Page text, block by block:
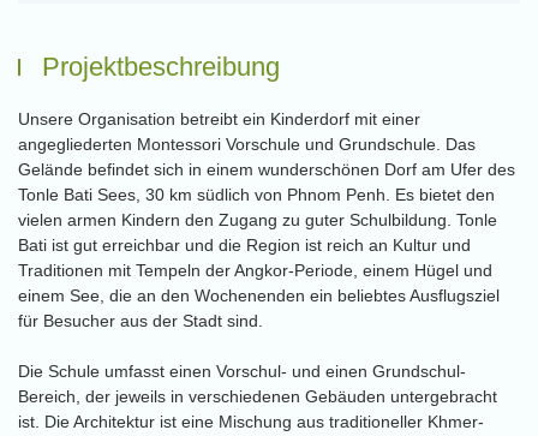
Projektbeschreibung
Unsere Organisation betreibt ein Kinderdorf mit einer
angegliederten Montessori Vorschule und Grundschule. Das
Gelände befindet sich in einem wunderschönen Dorf am Ufer des
Tonle Bati Sees, 30 km südlich von Phnom Penh. Es bietet den
vielen armen Kindern den Zugang zu guter Schulbildung. Tonle
Bati ist gut erreichbar und die Region ist reich an Kultur und
Traditionen mit Tempeln der Angkor-Periode, einem Hügel und
einem See, die an den Wochenenden ein beliebtes Ausflugsziel
für Besucher aus der Stadt sind.
Die Schule umfasst einen Vorschul- und einen Grundschul-
Bereich, der jeweils in verschiedenen Gebäuden untergebracht
ist. Die Architektur ist eine Mischung aus traditioneller Khmer-